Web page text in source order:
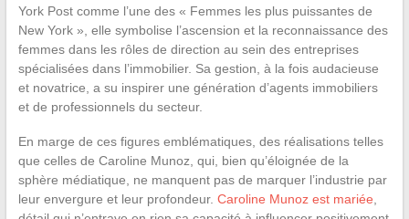
York Post comme l’une des « Femmes les plus puissantes de
New York », elle symbolise l’ascension et la reconnaissance des
femmes dans les rôles de direction au sein des entreprises
spécialisées dans l’immobilier. Sa gestion, à la fois audacieuse
et novatrice, a su inspirer une génération d’agents immobiliers
et de professionnels du secteur.
En marge de ces figures emblématiques, des réalisations telles
que celles de Caroline Munoz, qui, bien qu’éloignée de la
sphère médiatique, ne manquent pas de marquer l’industrie par
leur envergure et leur profondeur. Caroline Munoz est mariée